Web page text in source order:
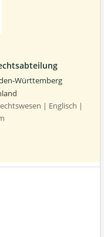
Württemberg
| Englisch |